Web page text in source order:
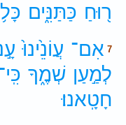
ר֖וּחַ כַּתַּנִּ֑ים
7 אִם־ עֲוֹנֵ֙ינוּ֙
לְמַ֣עַן שְׁמֶ֑ךָ
חָטָֽאנוּ׃